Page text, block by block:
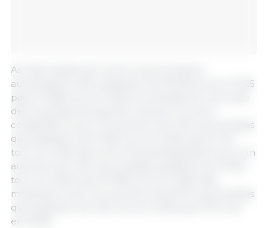
As importações de carne e seus produtos
aumentaram 6,3%, passando de 26 036 tons em 2025
para 27 686 tons em 2026. As entradas de carne são
decompostas da seguinte maneira: na carne
congelada houve um aumento de 3,4% nas entradas
que passaram de 6 480 tons em 2025 para 6 704
tons. em 2026. Na carne fresca/refrigerada houve um
aumento de 7,3% nas entradas passando de 19 556
tons. em 2025 para 20 982 tons em 2026. Nas
miudezas houve um aumento de 62,7% nas entradas
que passaram de 490 tons em 2025 para 797 tons
em 2026.